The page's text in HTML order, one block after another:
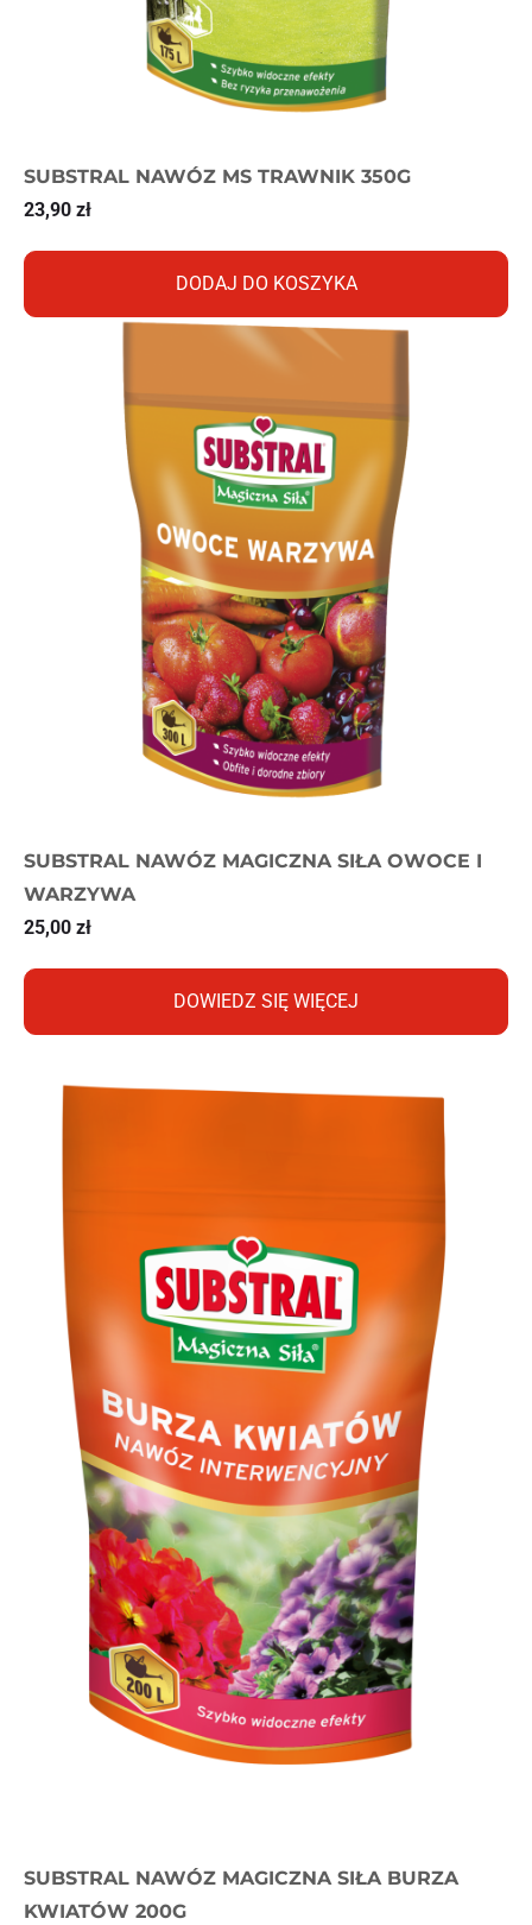
SUBSTRAL NAWÓZ MS TRAWNIK 350G
23,90 zł
DODAJ DO KOSZYKA
SUBSTRAL NAWÓZ MAGICZNA SIŁA OWOCE I
WARZYWA
25,00 zł
DOWIEDZ SIĘ WIĘCEJ
SUBSTRAL NAWÓZ MAGICZNA SIŁA BURZA
KWIATÓW 200G